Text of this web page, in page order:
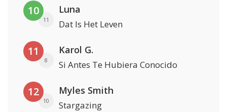
10
11
Luna
Dat Is Het Leven
11
8
Karol G.
Si Antes Te Hubiera Conocido
12
10
Myles Smith
Stargazing